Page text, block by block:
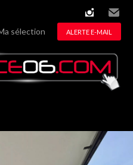
instagram
Email
sélection ALERTE E-MAIL